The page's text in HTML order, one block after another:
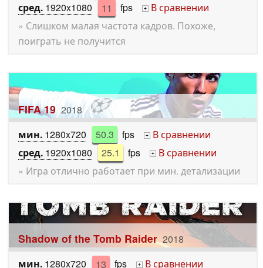
сред. 1920x1080 11 fps +
В сравнении
» Слишком малая частота кадров. Похоже,
поиграть не получится
FIFA 19 2018
мин. 1280x720 50.3 fps +
В сравнении
сред. 1920x1080 25.1 fps +
В сравнении
» Игра отлично работает при мин. детализации
Shadow of the Tomb Raider 2018
мин. 1280x720 13 fps + В сравнении